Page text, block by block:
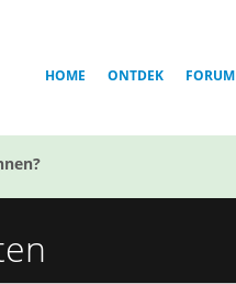
HOME ONTDEK FORUM